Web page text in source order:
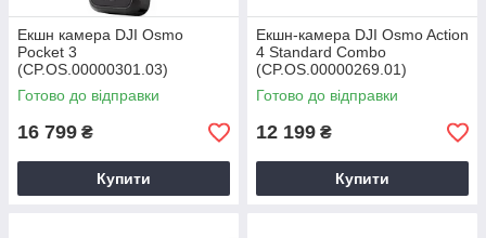
Екшн камера DJI Osmo
Pocket 3
(CP.OS.00000301.03)
Готово до відправки
16 799 ₴
Купити
Екшн-камера DJI Osmo Action
4 Standard Combo
(CP.OS.00000269.01)
Готово до відправки
12 199 ₴
Купити